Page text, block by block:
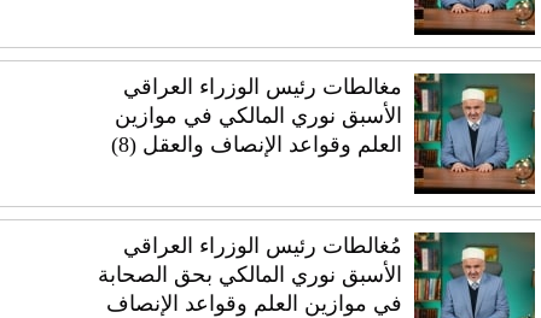
مغالطات رئيس الوزراء العراقي
الأسبق نوري المالكي في موازين
العلم وقواعد الإنصاف والعقل (8)
مُغالطات رئيس الوزراء العراقي
الأسبق نوري المالكي بحق الصحابة
في موازين العلم وقواعد الإنصاف